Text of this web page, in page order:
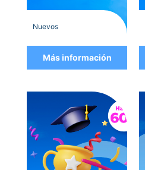
Nuevos
Más información